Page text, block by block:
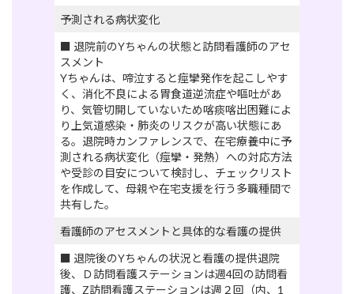
予測される病状変化
■ 退院前のYちゃんの状態と訪問看護師のアセ
スメント
Yちゃんは、啼泣すると痙攣発作を起こしやす
く、消化不良による胃食道逆流症や嘔吐があ
り、気管切開していないため喀痰喀出困難によ
り上気道感染・肺炎のリスクが高い状態にあ
る。退院時カンファレンスで、在宅療養中に予
測される病状変化（痙攣・発熱）への対応方法
や受診の目安について検討し、チェックリスト
を作成して、母親や在宅支援を行う多職種間で
共有した。
看護師のアセスメントと具体的な看護の提供
■ 退院後のYちゃんの状況と看護の提供退院
後、Ｄ訪問看護ステーションは週4回の訪問看
護、Z訪問看護ステーションは週２回（内、1